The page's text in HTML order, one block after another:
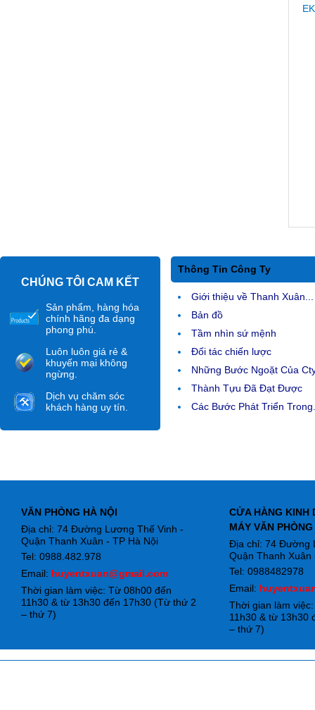
CHÚNG TÔI CAM KẾT
Sản phẩm, hàng hóa
chính hãng đa dạng
phong phú.
Luôn luôn giá rẻ &
khuyến mại không
ngừng.
Dịch vụ chăm sóc
khách hàng uy tín.
Thông Tin Công Ty
Giới thiệu về Thanh Xuân...
Bản đồ
Tầm nhìn sứ mệnh
Đối tác chiến lược
Những Bước Ngoặt Của
Thành Tựu Đã Đạt Được
Các Bước Phát Triển
VĂN PHÒNG HÀ NỘI
Địa chỉ: 74 Đường Lương Thế Vinh -
Quận Thanh Xuân - TP Hà Nội
Tel: 0988.482.978
Email: huyentxuan@gmail.com
Thời gian làm việc: Từ 08h00 đến
11h30 & từ 13h30 đến 17h30 (Từ thứ 2
– thứ 7)
CỬA HÀNG KINH
MÁY VĂN PHÒNG
Địa chỉ: 74 Đường
Quận Thanh Xuân
Tel: 0988482978
Email:
Thời gian làm
11h30 & từ 13h30
– thứ 7)